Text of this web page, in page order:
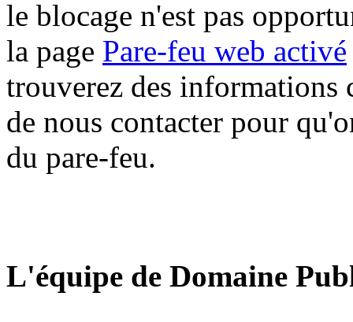
le blocage n'est pas
la page Pare-feu web activé
trouverez des informations
de nous contacter pour
du pare-feu.
L'équipe de Domaine